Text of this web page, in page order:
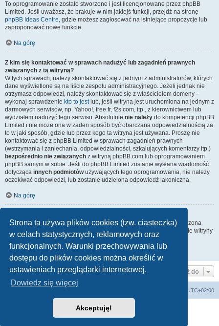
Strona ta używa plików cookies (tzw. ciasteczka)
w celach statystycznych, reklamowych oraz
funkcjonalnych. Warunki przechowywania lub
dostępu do plików cookies można określić w
ustawieniach przeglądarki internetowej.
Dowiedz się więcej
Akceptuję!
To oprogramowanie zostało stworzone i jest licencjonowane przez phpBB
Limited. Jeśli uważasz, że brakuje w nim jakiejś funkcji, przejdź na stronę
phpBB Ideas Centre, gdzie możesz zagłosować na istniejące propozycje lub
zaproponować nowe funkcje.
Na górę
Z kim się kontaktować w sprawach nadużyć lub zagadnień prawnych
związanych z tą witryną?
W tych sprawach, należy skontaktować się z jednym z administratorów, których
dane wyświetlone są na liście zespołu administracyjnego. Jeżeli jednak nie
otrzymasz odpowiedzi, należy skontaktować się z właścicielem domeny –
wykonaj sprawdzenie kto to jestlub, jeśli witryna jest uruchomiona na jednym z
darmowych serwisów, np. Yahoo!, free.fr, f2s.com, itp., z kierownictwem lub
wydziałem nadużyć tego serwisu. Absolutnie nie należy do kompetencji phpBB
Limited i nie może ona w żaden sposób być obarczana odpowiedzialnością za
to w jaki sposób, gdzie lub przez kogo ta witryna jest używana. Proszę nie
kontaktować się z phpBB Limited w sprawach zagadnień prawnych
(wstrzymania i zaniechania, odpowiedzialności, szkalujących komentarzy itp.)
bezpośrednio nie związanych z witryną phpBB.com lub oprogramowaniem
phpBB samym w sobie. Jeśli do phpBB Limited zostanie wysłana wiadomość
dotycząca innych podmiotówużywających tego oprogramowania, nie należy
oczekiwać odpowiedzi, lub zostanie udzielona odpowiedź lakoniczna.
Na górę
Wszyscy użytkownicy witryny mogą używać – jeśli funkcja ta jest włączona
przez administratora witryny – formularza „Kontakt z nami”. Członkowie witryny
mogą także używać odnośnika „Zespół administracyjny”.
Na górę
Przejdź do
UTC+02:00
Technologię dostarczaphpBB® Forum Software © phpBB Limited
Polski pakiet językowy dostarcza